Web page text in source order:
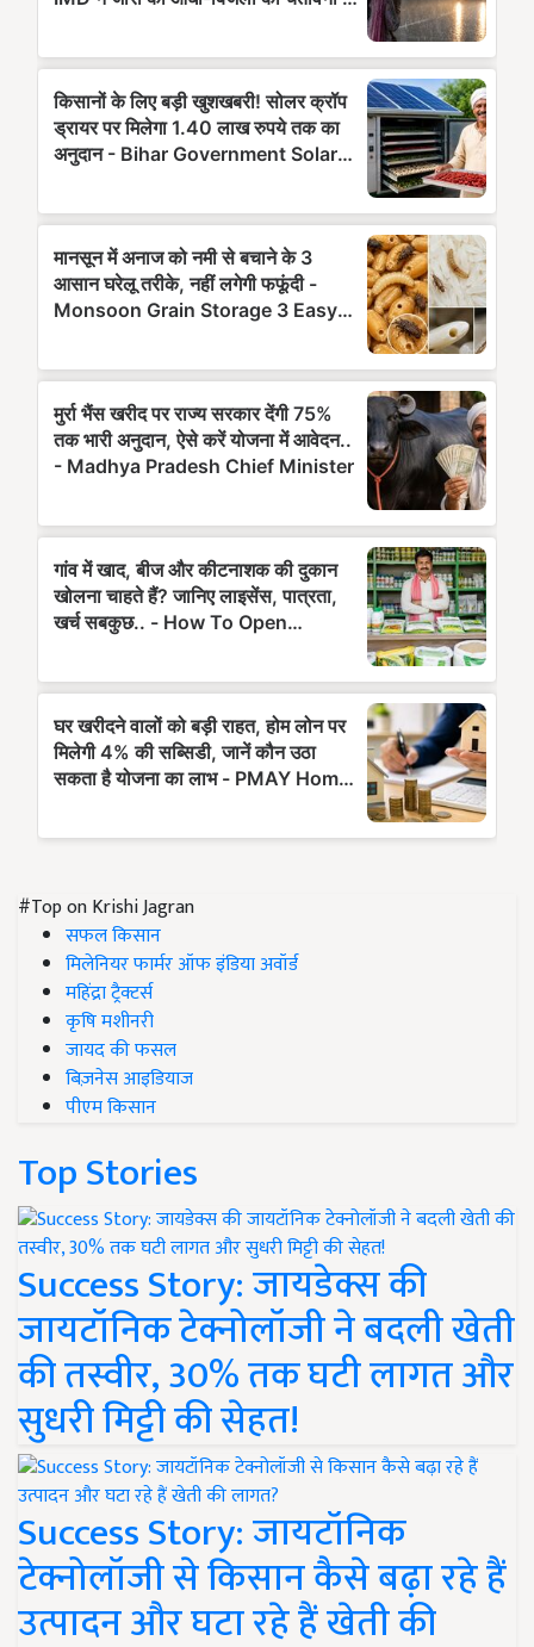
#Top on Krishi Jagran
सफल किसान
मिलेनियर फार्मर ऑफ इंडिया अवॉर्ड
महिंद्रा ट्रैक्टर्स
कृषि मशीनरी
जायद की फसल
बिज़नेस आइडियाज
पीएम किसान
Top Stories
Success Story: जायडेक्स की
जायटॉनिक टेक्नोलॉजी ने बदली खेती
की तस्वीर, 30% तक घटी लागत और
सुधरी मिट्टी की सेहत!
Success Story: जायटॉनिक
टेक्नोलॉजी से किसान कैसे बढ़ा रहे हैं
उत्पादन और घटा रहे हैं खेती की